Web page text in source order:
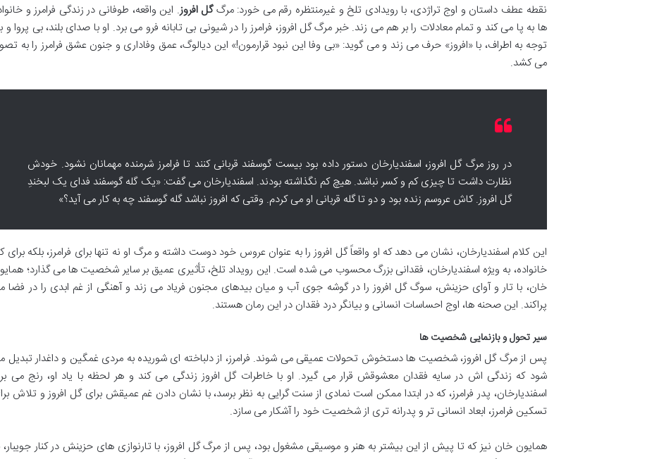
نقطه عطف داستان و اوج تراژدی، با رویدادی تلخ و غیرمنتظره رقم می خورد: مرگگل افروز. این واقعه، طوفانی در زندگی فرامرز و
ها به پا می کند و تمام معادلات را بر هم می زند. خبر مرگ گل افروز، فرامرز را در شیونی بی تابانه فرو می برد. او با صدای بلند، بی پروا و
توجه به اطراف، با «افروز» حرف می زند و می گوید: «بی وفا این نبود قرارمون!» این دیالوگ، عمق وفاداری و جنون عشق فرامرز را به
می کشد.
در روز مرگ گل افروز، اسفندیارخان دستور داده بود بیست گوسفند قربانی کنند تا فرامرز شرمنده مهمانان نشود. خودش
نظارت داشت تا چیزی کم و کسر نباشد. هیچ کم نگذاشته بودند. اسفندیارخان می گفت: «یک گله گوسفند فدای یک لبخندِ
گل افروز. کاش عروسم زنده بود و دو تا گله قربانی او می کردم. وقتی که افروز نباشد گله گوسفند چه به کار می آید؟»
این کلام اسفندیارخان، نشان می دهد که او واقعاً گل افروز را به عنوان عروس خود دوست داشته و مرگ او نه تنها برای فرامرز، بلکه برای
خانواده، به ویژه اسفندیارخان، فقدانی بزرگ محسوب می شده است. این رویداد تلخ، تأثیری عمیق بر سایر شخصیت ها می گذارد؛
خان، با تار و آوای حزینش، سوگ گل افروز را در گوشه جوی آب و میان بیدهای مجنون فریاد می زند و آهنگی از غم ابدی را در فضا
پراکند. این صحنه ها، اوج احساسات انسانی و بیانگر درد فقدان در این رمان هستند.
سیر تحول و بازنمایی شخصیت ها
پس از مرگ گل افروز، شخصیت ها دستخوش تحولات عمیقی می شوند. فرامرز، از دلباخته ای شوریده به مردی غمگین و داغدار تبدیل
شود که زندگی اش در سایه فقدان معشوقش قرار می گیرد. او با خاطرات گل افروز زندگی می کند و هر لحظه با یاد او، رنج می
اسفندیارخان، پدر فرامرز، که در ابتدا ممکن است نمادی از سنت گرایی به نظر برسد، با نشان دادن غم عمیقش برای گل افروز و تلاش
تسکین فرامرز، ابعاد انسانی تر و پدرانه تری از شخصیت خود را آشکار می سازد.
همایون خان نیز که تا پیش از این بیشتر به هنر و موسیقی مشغول بود، پس از مرگ گل افروز، با تارنوازی های حزینش در کنار جویبار،